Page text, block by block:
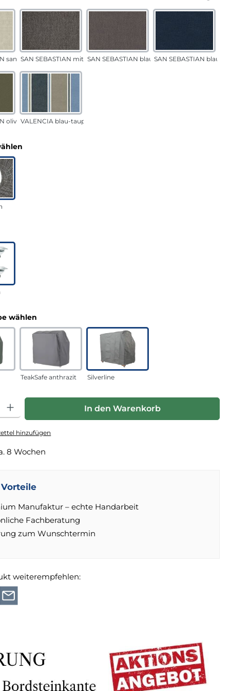
sandSAN SEBASTIAN mittelgrauSAN SEBASTIAN blau-sandSAN SEBASTIAN blau
oliv VALENCIA blau-taupe
wählen
TeakSafe anthrazit Silverline
Gib den gewünschten Wert ein oder benutze die
In den Warenkorb
hinzufügen
8 Wochen
Manufaktur – echte Handarbeit
Fachberatung
zum Wunschtermin
weiterempfehlen: